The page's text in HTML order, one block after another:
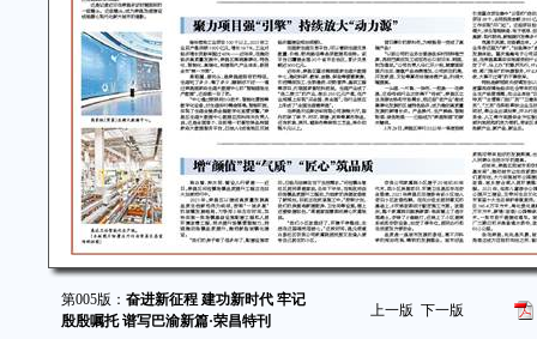
第005版：奋进新征程 建功新时代 牢记
殷殷嘱托 谱写巴渝新篇·荣昌特刊
上一版 下一版